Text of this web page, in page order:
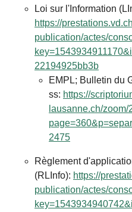
Loi sur l'Information
https://
publication/actes/
22194925bb3b
EMPL; Bulletin du
ss: https://
lausanne.ch/
2475
Règlement
(RLInfo): https://
publication/actes/